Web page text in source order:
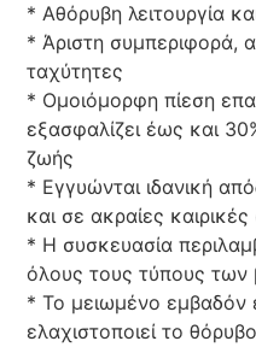
* Αθόρυβη λειτουργία
* Άριστη συμπεριφορά,
ταχύτητες
* Ομοιόμορφη πίεση
εξασφαλίζει έως και
ζωής
* Εγγυώνται ιδανική
και σε ακραίες
* Η συσκευασία
όλους τους τύπους των
* Το μειωμένο εμβαδόν
ελαχιστοποιεί το